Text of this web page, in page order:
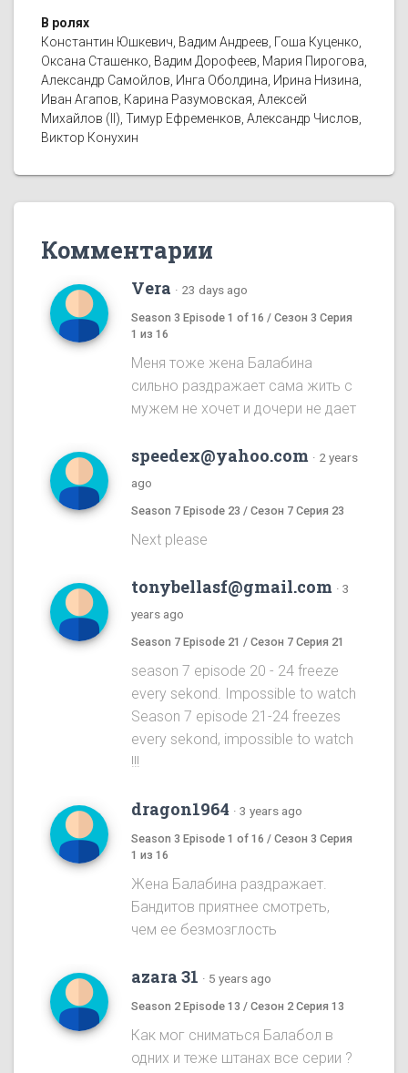
В ролях
Константин Юшкевич, Вадим Андреев, Гоша Куценко,
Оксана Сташенко, Вадим Дорофеев, Мария Пирогова,
Александр Самойлов, Инга Оболдина, Ирина Низина,
Иван Агапов, Карина Разумовская, Алексей
Михайлов (II), Тимур Ефременков, Александр Числов,
Виктор Конухин
Комментарии
Vera · 23 days ago
Season 3 Episode 1 of 16 / Сезон 3 Серия
1 из 16
Меня тоже жена Балабина
сильно раздражает сама жить с
мужем не хочет и дочери не дает
speedex@yahoo.com · 2 years
ago
Season 7 Episode 23 / Сезон 7 Серия 23
Next please
tonybellasf@gmail.com · 3
years ago
Season 7 Episode 21 / Сезон 7 Серия 21
season 7 episode 20 - 24 freeze
every sekond. Impossible to watch
Season 7 episode 21-24 freezes
every sekond, impossible to watch
!!!
dragon1964 · 3 years ago
Season 3 Episode 1 of 16 / Сезон 3 Серия
1 из 16
Жена Балабина раздражает.
Бандитов приятнее смотреть,
чем ее безмозглость
azara 31 · 5 years ago
Season 2 Episode 13 / Сезон 2 Серия 13
Как мог сниматься Балабол в
одних и теже штанах все серии ?